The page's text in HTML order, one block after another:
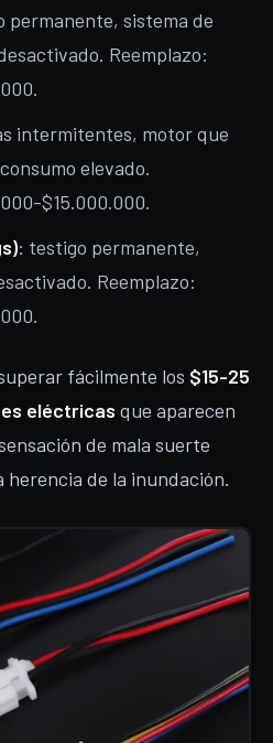
permanente, sistema de
Reemplazo:
intermitentes, motor que
elevado.
$15.000.000.
: testigo permanente,
Reemplazo:
fácilmente los $15-25
eléctricas que aparecen
de mala suerte
herencia de la inundación.